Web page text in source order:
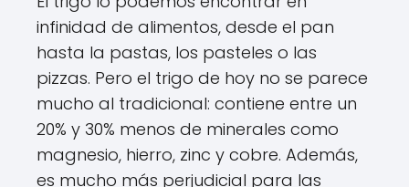
infinidad de alimentos, desde el pan
hasta la pastas, los pasteles o las
pizzas. Pero el trigo de hoy no se parece
mucho al tradicional: contiene entre un
20% y 30% menos de minerales como
magnesio, hierro, zinc y cobre. Además,
es mucho más perjudicial para las